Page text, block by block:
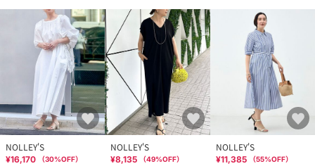
NOLLEY'S
¥16,170 （30%OFF）
NOLLEY'S
¥8,135 （49%OFF）
NOLLEY'S
¥11,385 （55%OFF）